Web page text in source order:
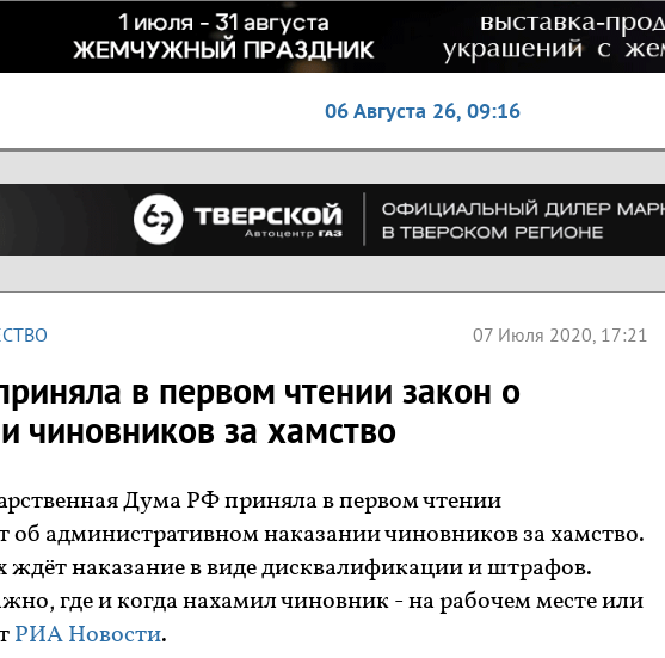
06 Августа 26,09:16
07 Июля 2020, 17:21
в первом чтении закон о
чиновников за хамство
Дума РФ приняла в первом чтении
об административном наказании чиновников за хамство.
наказание в виде дисквалификации и штрафов.
где и когда нахамил чиновник - на рабочем месте или
РИА Новости.